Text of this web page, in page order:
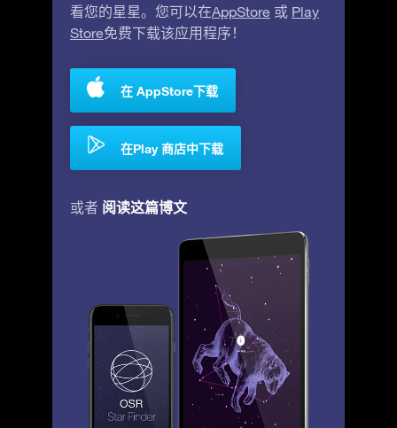
看您的星星。您可以在AppStore 或 Play
Store免费下载该应用程序！
在 AppStore下载
在Play 商店中下载
或者 阅读这篇博文